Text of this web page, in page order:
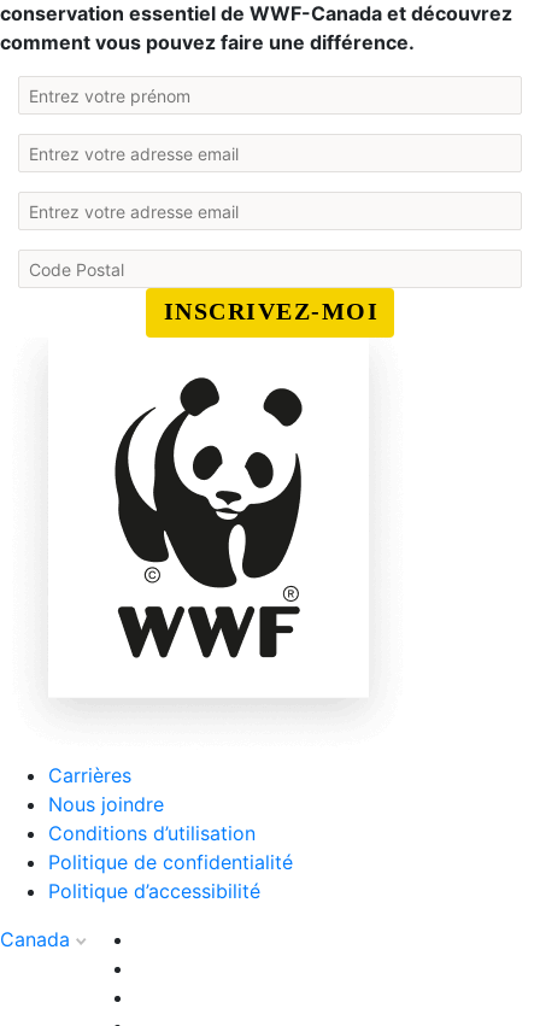
conservation essentiel de WWF-Canada et découvrez
comment vous pouvez faire une différence.
INSCRIVEZ-MOI
Carrières
Nous joindre
Conditions d’utilisation
Politique de confidentialité
Politique d’accessibilité
Canada